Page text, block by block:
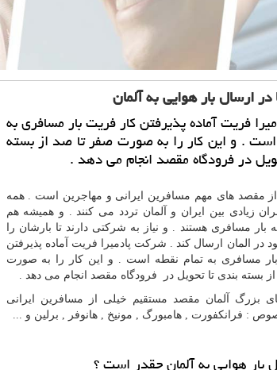
در ارسال بار هوایی به آلمان
فریت آماده پذیرفتن كار فریت بار مسافری به
است . و این كار را به صورت صفر تا صد از بسته
در فرودگاه مقصد انجام می دهد .
از مقصد های مهم مسافرین ایرانی و مهاجرین است . همه
زیادی بین ایران و آلمان تردد می کنند . و همیشه هم
بار مسافری هستند . و نیاز به شرکتی دارند تا بارشان را
در المان ارسال کند . شرکت پادمیرا فریت آماده پذیرفتن
مسافری به تمام نقطه است . و این کار را به صورت
بسته بندی تا تحویل در فرودگاه مقصد انجام می دهد .
بزرگ آلمان مقصد مستقیم خیلی از مسافرین ایرانی
: فرانکفورت , هامبورگ , مونیخ , هانوفر , برلین و ...
بار هوایی به آلمان چقدر است ؟